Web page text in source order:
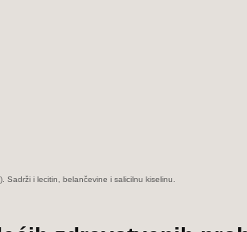
Sadrži i lecitin, belančevine i salicilnu kiselinu.